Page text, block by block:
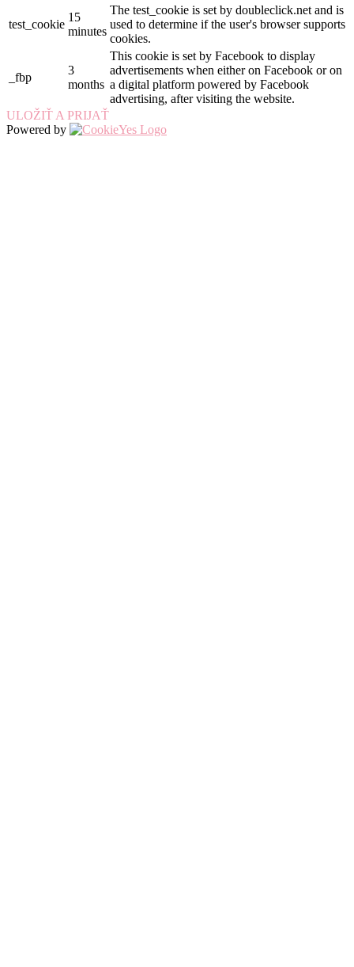
test_cookie
15
minutes
The test_cookie is set by doubleclick.net and is
used to determine if the user's browser supports
cookies.
_fbp
3
months
This cookie is set by Facebook to display
advertisements when either on Facebook or on
a digital platform powered by Facebook
advertising, after visiting the website.
ULOŽIŤ A PRIJAŤ
Powered by